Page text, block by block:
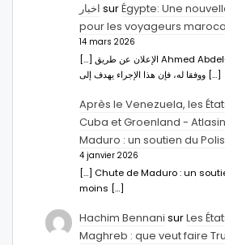
اخبار surÉgypte: Une
pour les voyageurs
14 mars 2026
[…] الإعلان عن طريق Ahmed Abdel-Latifسفير مصر بالرباط.
ووفقا له، فإن هذا الإجراء يهدف إلى […]
Après le Venezuela, les
Cuba et Groenland -
Maduro : un soutien du
4 janvier 2026
[…] Chute de Maduro : un
moins […]
Hachim Bennani surLes
Maghreb : que veut faire